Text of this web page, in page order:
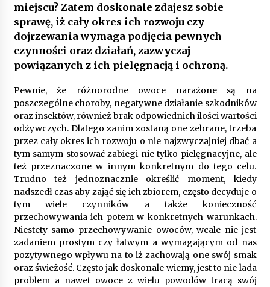
4 miesiące ago
Piece do pizzy – jak wybrać między piecem na
drewno, gaz i prąd
8 miesięcy ago
Oferta z pojazdami wyposażonymi w kontenery
– nowoczesne rozwiązanie dla logistyki
9 miesięcy ago
Filtrowanie chłodziwa w procesach obróbki
skrawaniem – wpływ na żywotność narzędzi i
jakość detali
9 miesięcy ago
Automatyzacja zbierania informacji zwrotnych
– oszczędność czasu dzięki recom system
9 miesięcy ago
Startpolish w praktyce – jak szybko przyswajać
nowy język?
10 miesięcy ago
miejscu? Zatem doskonale zdajesz sobie
sprawę, iż cały okres ich rozwoju czy
dojrzewania wymaga podjęcia pewnych
czynności oraz działań, zazwyczaj
powiązanych z ich pielęgnacją i ochroną.
Pewnie, że różnorodne owoce narażone są na
poszczególne choroby, negatywne działanie szkodników
oraz insektów, również brak odpowiednich ilości wartości
odżywczych. Dlatego zanim zostaną one zebrane, trzeba
przez cały okres ich rozwoju o nie najzwyczajniej dbać a
tym samym stosować zabiegi nie tylko pielęgnacyjne, ale
też przeznaczone w innym konkretnym do tego celu.
Trudno też jednoznacznie określić moment, kiedy
nadszedł czas aby zająć się ich zbiorem, często decyduje o
tym wiele czynników a także konieczność
przechowywania ich potem w konkretnych warunkach.
Niestety samo przechowywanie owoców, wcale nie jest
zadaniem prostym czy łatwym a wymagającym od nas
pozytywnego wpływu na to iż zachowają one swój smak
oraz świeżość. Często jak doskonale wiemy, jest to nie lada
problem a nawet owoce z wielu powodów tracą swój